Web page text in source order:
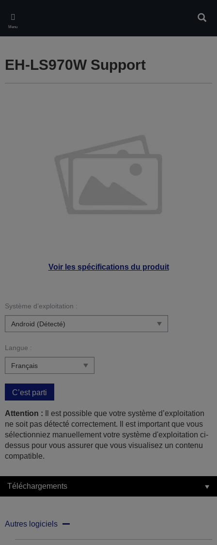
main
content
Menu
Voir les spécifications du produit
EH-LS970W Support
Système d’exploitation :
Langue :
C’est parti
Attention : Il est possible que votre système d’exploitation
ne soit pas détecté correctement. Il est important que vous
sélectionniez manuellement votre système d'exploitation ci-
dessus pour vous assurer que vous visualisez un contenu
compatible.
Téléchargements
Autres logiciels